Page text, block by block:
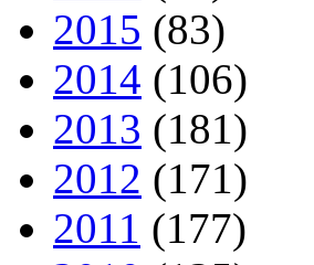
2015 (83)
2014 (106)
2013 (181)
2012 (171)
2011 (177)